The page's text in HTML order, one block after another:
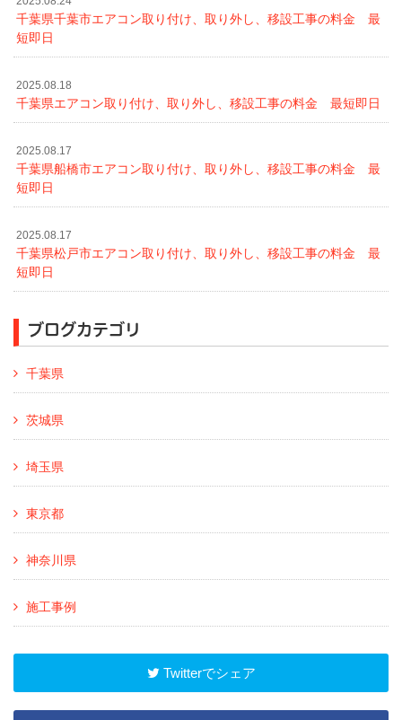
千葉県千葉市エアコン取り付け、取り外し、移設工事の料金 最
短即日
2025.08.18
千葉県エアコン取り付け、取り外し、移設工事の料金 最短即日
2025.08.17
千葉県船橋市エアコン取り付け、取り外し、移設工事の料金 最
短即日
2025.08.17
千葉県松戸市エアコン取り付け、取り外し、移設工事の料金 最
短即日
ブログカテゴリ
千葉県
茨城県
埼玉県
東京都
神奈川県
施工事例
Twitterでシェア